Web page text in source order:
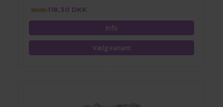
169,00118,30 DKK